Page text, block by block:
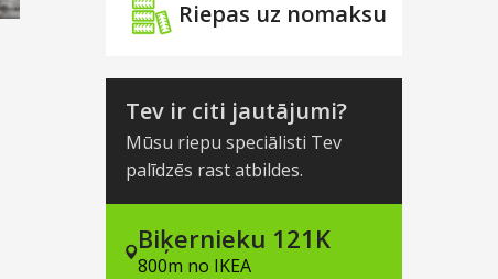
Riepas uz nomaksu
Tev ir citi jautājumi?
Mūsu riepu speciālisti Tev
palīdzēs rast atbildes.
Biķernieku 121K
800m no IKEA